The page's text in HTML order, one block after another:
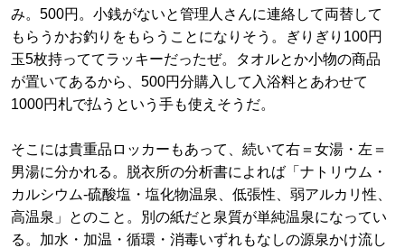
み。500円。小銭がないと管理人さんに連絡して両替して
もらうかお釣りをもらうことになりそう。ぎりぎり100円
玉5枚持っててラッキーだったぜ。タオルとか小物の商品
が置いてあるから、500円分購入して入浴料とあわせて
1000円札で払うという手も使えそうだ。
そこには貴重品ロッカーもあって、続いて右＝女湯・左＝
男湯に分かれる。脱衣所の分析書によれば「ナトリウム・
カルシウム-硫酸塩・塩化物温泉、低張性、弱アルカリ性、
高温泉」とのこと。別の紙だと泉質が単純温泉になってい
る。加水・加温・循環・消毒いずれもなしの源泉かけ流し